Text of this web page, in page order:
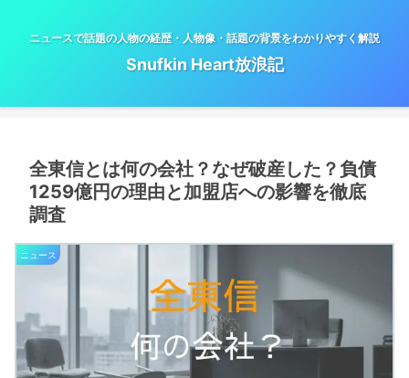
ニュースで話題の人物の経歴・人物像・話題の背景をわかりやすく解説
Snufkin Heart放浪記
全東信とは何の会社？なぜ破産した？負債
1259億円の理由と加盟店への影響を徹底
調査
ニュース